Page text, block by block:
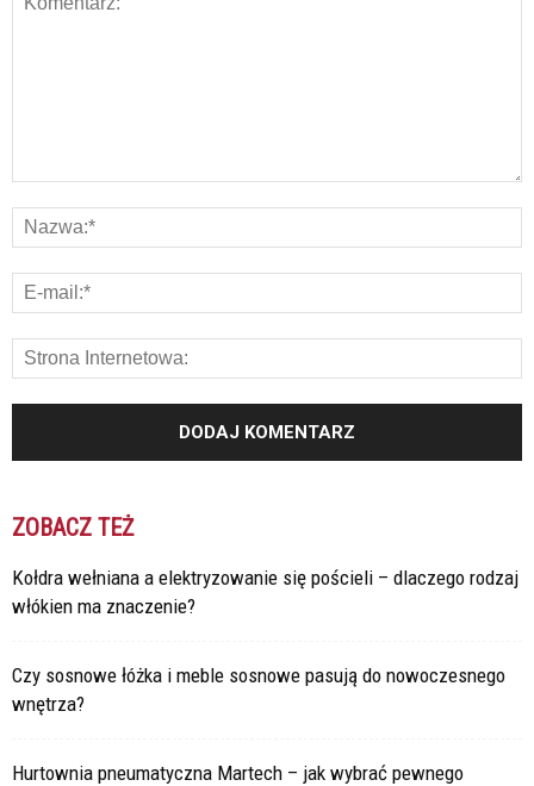
ZOBACZ TEŻ
Kołdra wełniana a elektryzowanie się pościeli – dlaczego rodzaj
włókien ma znaczenie?
Czy sosnowe łóżka i meble sosnowe pasują do nowoczesnego
wnętrza?
Hurtownia pneumatyczna Martech – jak wybrać pewnego